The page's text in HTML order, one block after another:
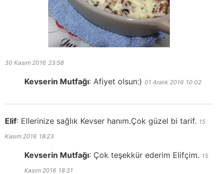
30 Kasım 2016 23:58
Kevserin Mutfağı: Afiyet olsun:) 01 Aralık 2016 10:02
Elif: Ellerinize sağlık Kevser hanım.Çok güzel bi tarif. 15
Kasım 2016 18:23
Kevserin Mutfağı: Çok teşekkür ederim Elifçim. 15
Kasım 2016 18:31